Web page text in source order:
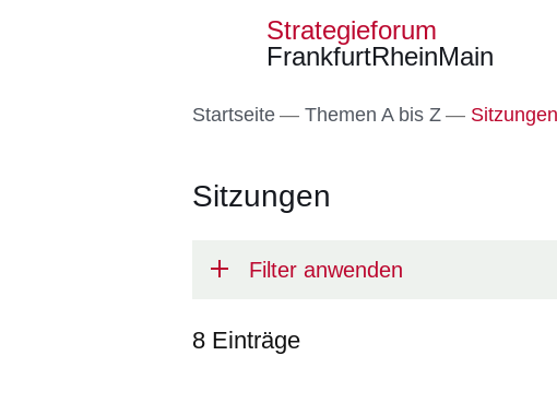
Direkt zum Kopf der Seite
Direkt zum Inhalt
Direkt zum Fuß der Seite
Strategieforum
FrankfurtRheinMain
Startseite Themen A bis Z Sitzungen
Sitzungen
Filter anwenden
8 Einträge